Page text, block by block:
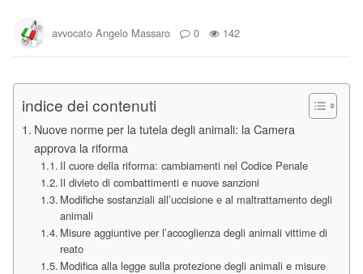
avvocato Angelo Massaro 0 142
indice dei contenuti
Nuove norme per la tutela degli animali: la Camera
approva la riforma
Il cuore della riforma: cambiamenti nel Codice Penale
Il divieto di combattimenti e nuove sanzioni
Modifiche sostanziali all’uccisione e al maltrattamento degli
animali
Misure aggiuntive per l’accoglienza degli animali vittime di
reato
Modifica alla legge sulla protezione degli animali e misure